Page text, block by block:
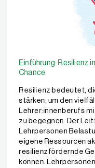
Einführung: Resilienz
Chance
Resilienz bedeutet,
stärken, um den
Lehrer:innenberufs
zu begegnen. Der
Lehrpersonen
eigene Ressourcen
resilienzfördernde
können.